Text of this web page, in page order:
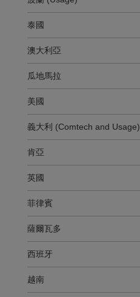
泰國
澳大利亞
瓜地馬拉
美國
義大利 (Comtech and Usage)
肯亞
英國
菲律賓
薩爾瓦多
西班牙
越南